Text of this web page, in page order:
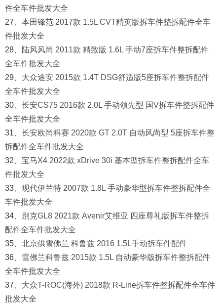
件全车件批发大全
27、 本田锋范 2017款 1.5L CVT精英版拆车件整拆配件全车
件批发大全
28、
陆风风尚 2011款 精致版 1.6L 手动7座拆车件整拆配件
全车件批发大全
29、 大众途安 2015款 1.4T DSG舒适版5座拆车件整拆配件
全车件批发大全
30、 长安CS75 2016款 2.0L 手动领先型 国V拆车件整拆配件
全车件批发大全
31、 长安欧尚科赛 2020款 GT 2.0T 自动风尚型 5座拆车件整
拆配件全车件批发大全
32、 宝马X4 2022款 xDrive 30i 基本型拆车件整拆配件全车
件批发大全
33、 现代伊兰特 2007款 1.8L 手动豪华型拆车件整拆配件全
车件批发大全
34、 别克GL8 2021款 Avenir艾维亚 四座尊礼版拆车件整拆
配件全车件批发大全
35、 北京供雪佛兰 科鲁兹 2016 1.5L手动拆车件配件
36、 雪佛兰科鲁兹 2015款 1.5L 自动豪华版拆车件整拆配件
全车件批发大全
37、 大众T-ROC(海外) 2018款 R-Line拆车件整拆配件全车件
批发大全